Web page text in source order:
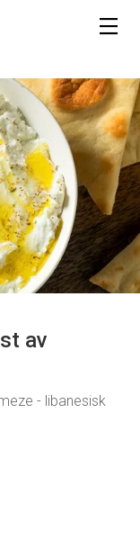
av
- libanesisk